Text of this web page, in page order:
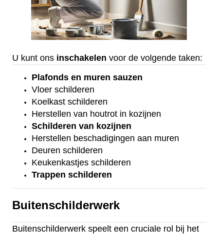
U kunt ons inschakelen voor de volgende taken:
Plafonds en muren sauzen
Vloer schilderen
Koelkast schilderen
Herstellen van houtrot in kozijnen
Schilderen van kozijnen
Herstellen beschadigingen aan muren
Deuren schilderen
Keukenkastjes schilderen
Trappen schilderen
Buitenschilderwerk
Buitenschilderwerk speelt een cruciale rol bij het